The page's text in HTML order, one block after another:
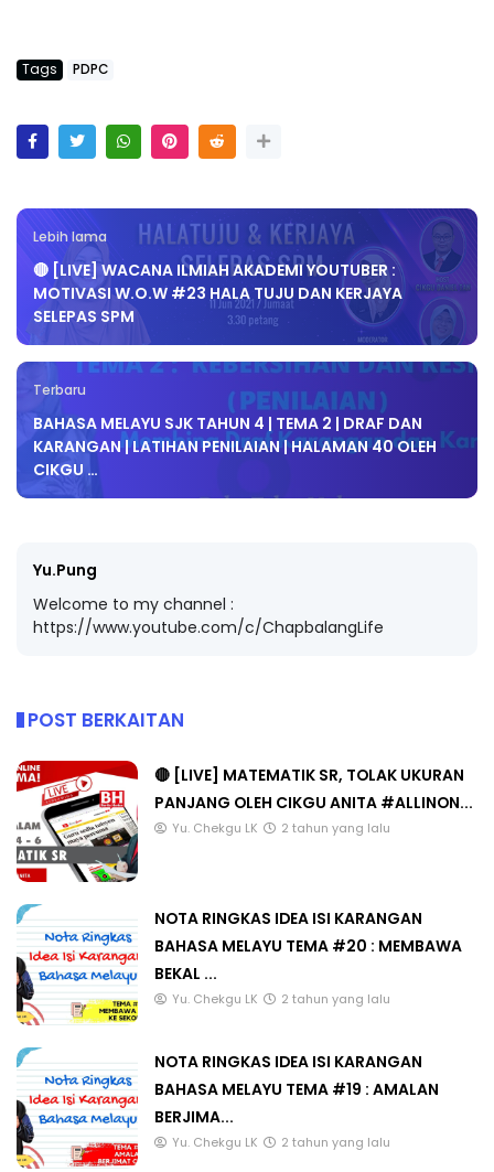
Tags PDPC
Lebih lama
🔴 [LIVE] WACANA ILMIAH AKADEMI YOUTUBER :
MOTIVASI W.O.W #23 HALA TUJU DAN KERJAYA
SELEPAS SPM
Terbaru
BAHASA MELAYU SJK TAHUN 4 | TEMA 2 | DRAF DAN
KARANGAN | LATIHAN PENILAIAN | HALAMAN 40 OLEH
CIKGU …
Yu.Pung
Welcome to my channel :
https://www.youtube.com/c/ChapbalangLife
POST BERKAITAN
🔴 [LIVE] MATEMATIK SR, TOLAK UKURAN
PANJANG OLEH CIKGU ANITA #ALLINON...
Yu. Chekgu LK 2 tahun yang lalu
NOTA RINGKAS IDEA ISI KARANGAN
BAHASA MELAYU TEMA #20 : MEMBAWA
BEKAL ...
Yu. Chekgu LK 2 tahun yang lalu
NOTA RINGKAS IDEA ISI KARANGAN
BAHASA MELAYU TEMA #19 : AMALAN
BERJIMA...
Yu. Chekgu LK 2 tahun yang lalu